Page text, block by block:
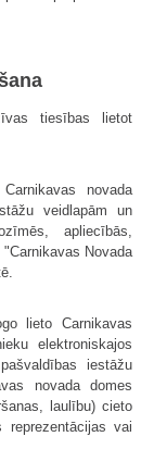
tiesības lietot
novada
veidlapām un
apliecībās,
Novada
lieto Carnikavas
elektroniskajos
iestāžu
novada domes
laulību) cieto
reprezentācijas vai